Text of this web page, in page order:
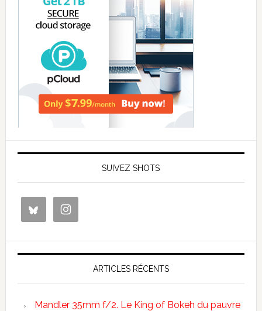
SUIVEZ SHOTS
ARTICLES RÉCENTS
Mandler 35mm f/2. Le King of Bokeh du pauvre